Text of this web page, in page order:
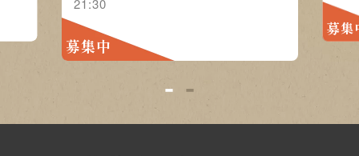
21:30
募集中
募集
1 2